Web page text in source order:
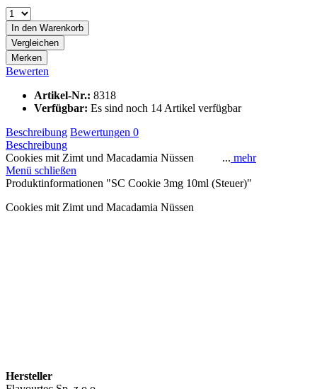
In den Warenkorb
Vergleichen
Merken
Bewerten
Artikel-Nr.: 8318
Verfügbar: Es sind noch 14 Artikel verfügbar
Beschreibung Bewertungen 0
Beschreibung
Cookies mit Zimt und Macadamia Nüssen ... mehr
Menü schließen
Produktinformationen "SC Cookie 3mg 10ml (Steuer)"
Cookies mit Zimt und Macadamia Nüssen
Hersteller